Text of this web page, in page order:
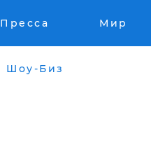
Пресса Мир
Шоу-Биз